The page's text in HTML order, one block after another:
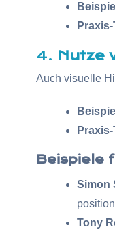
4. Nutze
Auch visuelle
Beispiele
Simon
Tony